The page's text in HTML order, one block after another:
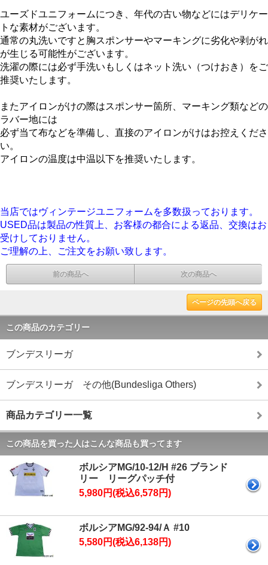
ユーズドユニフォームにつき、年代の古い物などにはデリケー
トな素材がございます。
通常の丸洗いですと胸スポンサーやマーキングに劣化や剥がれ
が生じる可能性がございます。
洗濯の際には必ず手洗いもしくはネット洗い（つけおき）をご
推奨いたします。
またアイロンがけの際はスポンサー箇所、マーキング類などの
ラバー地には
必ず当て布などを準備し、直接のアイロンがけはお控えくださ
い。
アイロンの温度は中温以下を推奨いたします。
当店ではヴィンテージユニフォームを多数扱っております。
USED品は製品の性質上、お客様の都合による返品、交換はお
受けしておりません。
ご理解の上、ご注文をお願い致します。
前の商品へ 次の商品へ
ページの先頭へ戻る
この商品のカテゴリー
ブンデスリーガ
ブンデスリーガ その他(Bundesliga Others)
商品カテゴリー一覧
この商品を買った人はこんな商品も買ってます
ボルシアMG/10-12/H #26 ブランド
リー リーグパッチ付
5,980円(税込6,578円)
ボルシアMG/92-94/Ａ #10
5,580円(税込6,138円)